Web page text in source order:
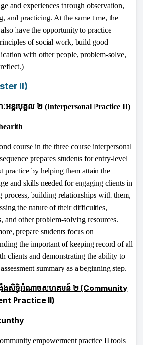
and experiences through observation,
and practicing. At the same time, the
also have the opportunity to practice
of social work, build good
with other people, problem-solve,
II)
ៈអន្តរបុគ្គល ២(Interpersonal Practice II)
course in the three course interpersonal
prepares students for entry-level
practice by helping them attain the
and skills needed for engaging clients in
process, building relationships with them,
the nature of their difficulties,
and other problem-solving resources.
prepare students focus on
the important of keeping record of all
clients and demonstrating the ability to
summary as a beginning step.
ពង្រឹងសិទ្ធិអំណាចសហគមន៍ ២ (Community
Practice II)
empowerment practice II tools